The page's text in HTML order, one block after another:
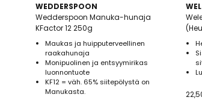
WEDDERSPOON
Wedderspoon Manuka-hunaja
KFactor 12 250g
Maukas ja huipputerveellinen
raakahunaja
Monipuolinen ja entsyymirikas
luonnontuote
KF12 = väh. 65% siitepölystä on
Manukasta.